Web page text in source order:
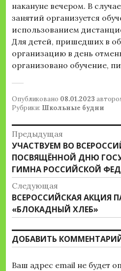
накануне вечером. В
занятий организуется
использованием
Для детей, пришедших в
организацию в день
организовано обучение,
Опубликовано 08.01.2023
Рубрики: Школьные будни
Навигация
по
записям
Предыдущая
Предыдущая
запись:
УЧАСТВУЕМ ВО
ПОСВЯЩЁННОЙ ДНЮ
ГИМНА РОССИЙСКОЙ
Следующая
Следующая
запись:
ВСЕРОССИЙСКАЯ АКЦИЯ
«БЛОКАДНЫЙ ХЛЕБ»
ДОБАВИТЬ
Ваш адрес email не будет